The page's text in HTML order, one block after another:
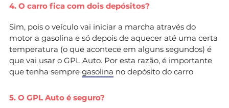
4. O carro fica com dois depósitos?
Sim, pois o veículo vai iniciar a marcha através do
motor a gasolina e só depois de aquecer até uma certa
temperatura (o que acontece em alguns segundos) é
que vai usar o GPL Auto. Por esta razão, é importante
que tenha sempre gasolina no depósito do carro
5. O GPL Auto é seguro?